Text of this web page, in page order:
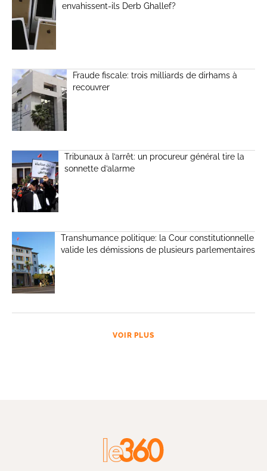
envahissent-ils Derb Ghallef?
Fraude fiscale: trois milliards de dirhams à
recouvrer
Tribunaux à l’arrêt: un procureur général tire la
sonnette d’alarme
Transhumance politique: la Cour constitutionnelle
valide les démissions de plusieurs parlementaires
VOIR PLUS